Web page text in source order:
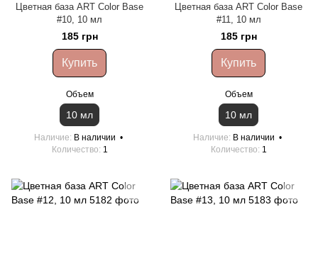
Цветная база ART Color Base
#10, 10 мл
185 грн
Купить
Объем
10 мл
Наличие В наличии
Количество 1
Цветная база ART Color Base
#11, 10 мл
185 грн
Купить
Объем
10 мл
Наличие В наличии
Количество 1